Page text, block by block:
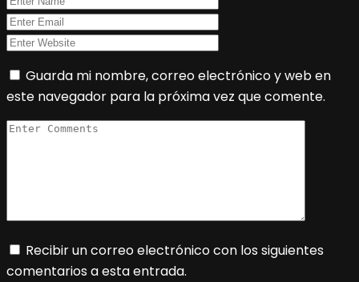
Guarda mi nombre, correo electrónico y web en
este navegador para la próxima vez que comente.
Recibir un correo electrónico con los siguientes
comentarios a esta entrada.